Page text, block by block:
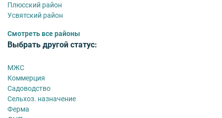
Плюсский район
Усвятский район
Смотреть все районы
Выбрать другой статус:
МЖС
Коммерция
Садоводство
Сельхоз. назначение
Ферма